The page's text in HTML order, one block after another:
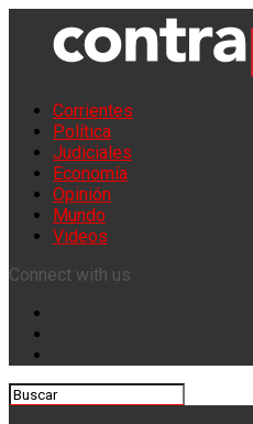
Corrientes
Política
Judiciales
Economía
Opinión
Mundo
Videos
Connect with us